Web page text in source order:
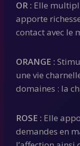
OR : Elle
apporte
contact avec le
ORANGE :
une vie
domaines : la
ROSE : Elle
demandes en